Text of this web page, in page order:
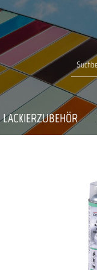
LACKIERZUBEHÖR